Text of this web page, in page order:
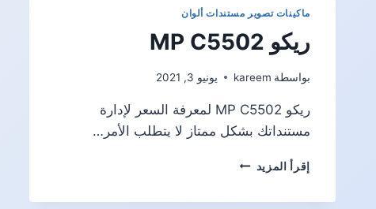
ماكينات تصوير مستندات ألوان
ريكو MP C5502
بواسطة kareem يونيو 3, 2021
ريكو MP C5502 لمعرفة السعر لإدارة
مستنداتك بشكل ممتاز لا يتطلب الأمر…
إقرأ المزيد ريكو